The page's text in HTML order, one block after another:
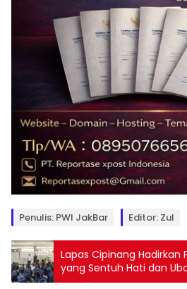
Penulis: PWI JakBar Editor: Zul
Lapas Cipinang Hadirkan
yang Sentuh Hati dan
Warga Binaan